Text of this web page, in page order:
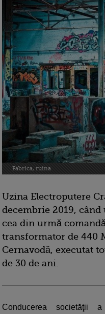
Fabrica, ruina
Uzina Electroputere
decembrie 2019,
cea din urmă
transformator de 440
Cernavodă, executat
de 30 de ani.
Conducerea societăţii